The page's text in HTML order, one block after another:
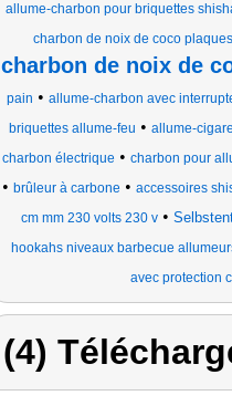
allume-charbon pour briquettes
charbon de noix de coco
charbon de noix de
pain • allume-charbon avec
briquettes allume-feu • allume-
charbon électrique • charbon pour
• brûleur à carbone • accessoires
cm mm 230 volts 230 v•
hookahs niveaux barbecue
avec protection
(4)